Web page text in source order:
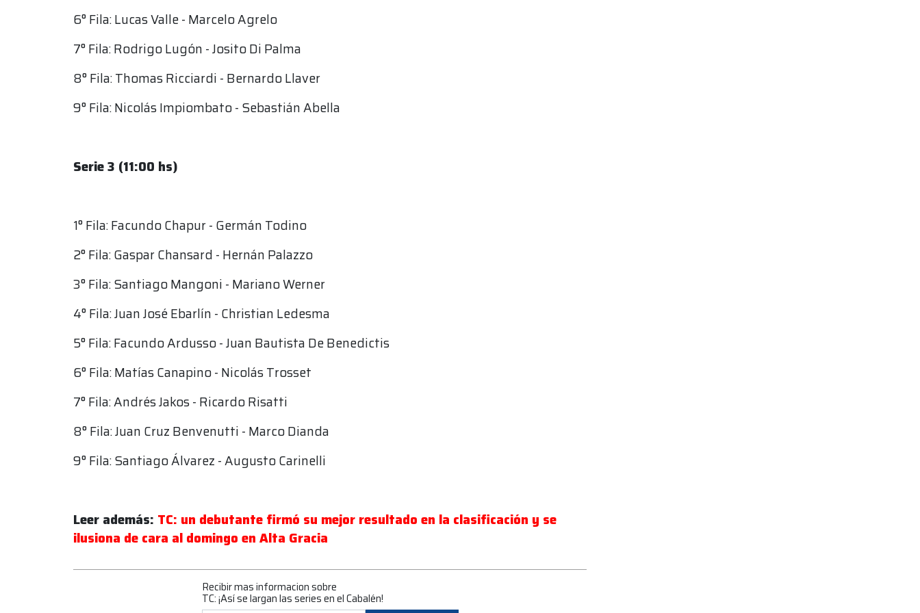
6° Fila: Lucas Valle - Marcelo Agrelo
7° Fila: Rodrigo Lugón - Josito Di Palma
8° Fila: Thomas Ricciardi - Bernardo Llaver
9° Fila: Nicolás Impiombato - Sebastián Abella
Serie 3 (11:00 hs)
1° Fila: Facundo Chapur - Germán Todino
2° Fila: Gaspar Chansard - Hernán Palazzo
3° Fila: Santiago Mangoni - Mariano Werner
4° Fila: Juan José Ebarlín - Christian Ledesma
5° Fila: Facundo Ardusso - Juan Bautista De Benedictis
6° Fila: Matías Canapino - Nicolás Trosset
7° Fila: Andrés Jakos - Ricardo Risatti
8° Fila: Juan Cruz Benvenutti - Marco Dianda
9° Fila: Santiago Álvarez - Augusto Carinelli
Leer además: TC: un debutante firmó su mejor resultado en la clasificación y se
ilusiona de cara al domingo en Alta Gracia
Recibir mas informacion sobre
TC: ¡Así se largan las series en el Cabalén!